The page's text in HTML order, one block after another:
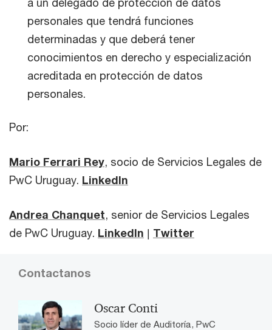
personales que tendrá funciones
determinadas y que deberá tener
conocimientos en derecho y especialización
acreditada en protección de datos
personales.
Por:
Mario Ferrari Rey, socio de Servicios Legales de
PwC Uruguay. LinkedIn
Andrea Chanquet, senior de Servicios Legales
de PwC Uruguay. LinkedIn | Twitter
Contactanos
Oscar Conti
Socio líder de Auditoría, PwC